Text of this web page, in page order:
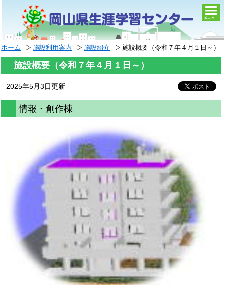
ホーム 施設利用案内 施設紹介 施設概要（令和７年４月１日～）
施設概要（令和７年４月１日～）
2025年5月3日更新
情報・創作棟